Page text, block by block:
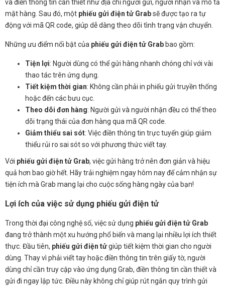
và điền thông tin cần thiết như địa chỉ người gửi, người nhận và mô tả
mặt hàng. Sau đó, một phiếu gửi điện tử Grabsẽ được tạo ra tự
động với mã QR code, giúp dễ dàng theo dõi tình trạng vận chuyển.
Những ưu điểm nổi bật của phiếu gửi điện tử Grab bao gồm:
Tiện lợi: Người dùng có thể gửi hàng nhanh chóng chỉ với vài
thao tác trên ứng dụng.
Tiết kiệm thời gian: Không cần phải in phiếu gửi truyền thống
hoặc đến các bưu cục.
Theo dõi đơn hàng: Người gửi và người nhận đều có thể theo
dõi trạng thái của đơn hàng qua mã QR code.
Giảm thiểu sai sót: Việc điền thông tin trực tuyến giúp giảm
thiểu rủi ro sai sót so với phương thức viết tay.
Với phiếu gửi điện tử Grab, việc gửi hàng trở nên đơn giản và hiệu
quả hơn bao giờ hết. Hãy trải nghiệm ngay hôm nay để cảm nhận sự
tiện ích mà Grab mang lại cho cuộc sống hàng ngày của bạn!
Lợi ích của việc sử dụng phiếu gửi điện tử
Trong thời đại công nghệ số, việc sử dụng phiếu gửi điện tử Grab
đang trở thành một xu hướng phổ biến và mang lại nhiều lợi ích thiết
thực. Đầu tiên, phiếu gửi điện tửgiúp tiết kiệm thời gian cho người
dùng. Thay vì phải viết tay hoặc điền thông tin trên giấy tờ, người
dùng chỉ cần truy cập vào ứng dụng Grab, điền thông tin cần thiết và
gửi đi ngay lập tức. Điều này không chỉ giúp rút ngắn quy trình gửi